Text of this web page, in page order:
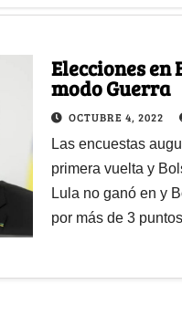
Elecciones en
modo Guerra
OCTUBRE 4, 2022
Las encuestas
primera vuelta y
Lula no ganó en y
por más de 3 puntos